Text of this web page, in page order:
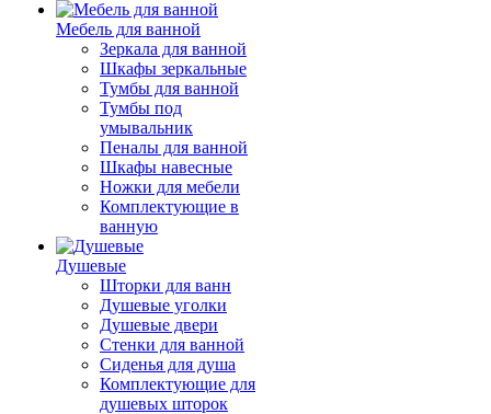
Мебель для ванной
Зеркала для ванной
Шкафы зеркальные
Тумбы для ванной
Тумбы под
умывальник
Пеналы для ванной
Шкафы навесные
Ножки для мебели
Комплектующие в
ванную
Душевые
Шторки для ванн
Душевые уголки
Душевые двери
Стенки для ванной
Сиденья для душа
Комплектующие для
душевых шторок